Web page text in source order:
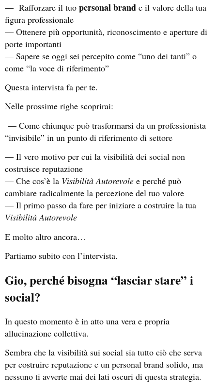
— Rafforzare il tuo personal brand e il valore della tua
figura professionale
— Ottenere più opportunità, riconoscimento e aperture di
porte importanti
— Sapere se oggi sei percepito come “uno dei tanti” o
come “la voce di riferimento”
Questa intervista fa per te.
Nelle prossime righe scoprirai:
— Come chiunque può trasformarsi da un professionista
“invisibile” in un punto di riferimento di settore
— Il vero motivo per cui la visibilità dei social non
costruisce reputazione
— Che cos’è la Visibilità Autorevole e perché può
cambiare radicalmente la percezione del tuo valore
— Il primo passo da fare per iniziare a costruire la tua
Visibilità Autorevole
E molto altro ancora…
Partiamo subito con l’intervista.
Gio, perché bisogna “lasciar stare” i
social?
In questo momento è in atto una vera e propria
allucinazione collettiva.
Sembra che la visibilità sui social sia tutto ciò che serva
per costruire reputazione e un personal brand solido, ma
nessuno ti avverte mai dei lati oscuri di questa strategia.